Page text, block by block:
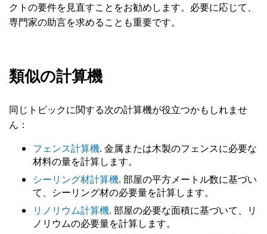
クトの要件を見直すことをお勧めします。必要に応じて、
専門家の助言を求めることも重要です。
類似の計算機
同じトピックに関する次の計算機が役立つかもしれませ
ん：
フェンス計算機. 金属または木製のフェンスに必要な
材料の量を計算します。
シーリング材計算機. 部屋の平方メートル数に基づい
て、シーリング材の必要量を計算します。
リノリウム計算機. 部屋の必要な面積に基づいて、リ
ノリウムの必要量を計算します。